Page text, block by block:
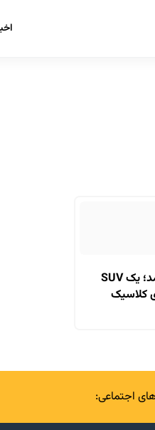
تفنگدار جدید آفرودرها، آمد؛ یک SUV
کلاسیک
اجتماعی: